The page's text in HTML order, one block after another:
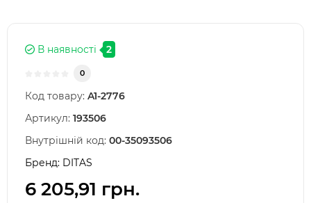
В наявності 2
0
Код товару: A1-2776
Артикул: 193506
Внутрішній код: 00-35093506
Бренд: DITAS
6 205,91 грн.